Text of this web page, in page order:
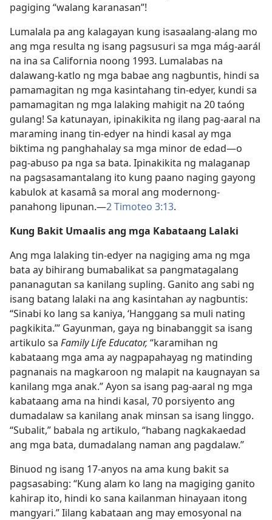
pagiging “walang karanasan”!
Lumalala pa ang kalagayan kung isasaalang-alang mo
ang mga resulta ng isang pagsusuri sa mga mág-aarál
na ina sa California noong 1993. Lumalabas na
dalawang-katlo ng mga babae ang nagbuntis, hindi sa
pamamagitan ng mga kasintahang tin-edyer, kundi sa
pamamagitan ng mga lalaking mahigit na 20 taóng
gulang! Sa katunayan, ipinakikita ng ilang pag-aaral na
maraming inang tin-edyer na hindi kasal ay mga
biktima ng panghahalay sa mga minor de edad​—o
pag-abuso pa nga sa bata. Ipinakikita ng malaganap
na pagsasamantalang ito kung paano naging gayong
kabulok at kasamâ sa moral ang modernong-
panahong lipunan.​—2 Timoteo 3:13.
Kung Bakit Umaalis ang mga Kabataang Lalaki
Ang mga lalaking tin-edyer na nagiging ama ng mga
bata ay bihirang bumabalikat sa pangmatagalang
pananagutan sa kanilang supling. Ganito ang sabi ng
isang batang lalaki na ang kasintahan ay nagbuntis:
“Sinabi ko lang sa kaniya, ‘Hanggang sa muli nating
pagkikita.’” Gayunman, gaya ng binabanggit sa isang
artikulo sa Family Life Educator, “karamihan ng
kabataang mga ama ay nagpapahayag ng matinding
pagnanais na magkaroon ng malapit na kaugnayan sa
kanilang mga anak.” Ayon sa isang pag-aaral ng mga
kabataang ama na hindi kasal, 70 porsiyento ang
dumadalaw sa kanilang anak minsan sa isang linggo.
“Subalit,” babala ng artikulo, “habang nagkakaedad
ang mga bata, dumadalang naman ang pagdalaw.”
Binuod ng isang 17-anyos na ama kung bakit sa
pagsasabing: “Kung alam ko lang na magiging ganito
kahirap ito, hindi ko sana kailanman hinayaan itong
mangyari.” Iilang kabataan ang may emosyonal na